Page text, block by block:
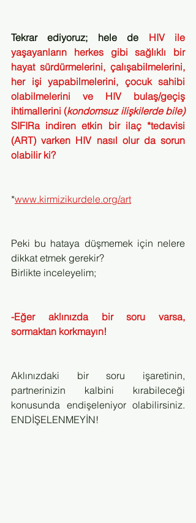
Tekrar ediyoruz; hele de HIV ile
yaşayanların herkes gibi sağlıklı bir
hayat sürdürmelerini, çalışabilmelerini,
her işi yapabilmelerini, çocuk sahibi
olabilmelerini ve HIV bulaş/geçiş
ihtimallerini (
kondomsuz ilişkilerde bile)
SIFIRa indiren etkin bir ilaç *tedavisi
(ART) varken HIV nasıl olur da sorun
olabilir ki?
*www.kirmizikurdele.org/art
Peki bu hataya düşmemek için nelere
dikkat etmek gerekir?
Birlikte inceleyelim;
-Eğer aklınızda bir soru varsa,
sormaktan korkmayın!
Aklınızdaki bir soru işaretinin,
partnerinizin kalbini kırabileceği
konusunda endişeleniyor olabilirsiniz.
ENDİŞELENMEYİN!